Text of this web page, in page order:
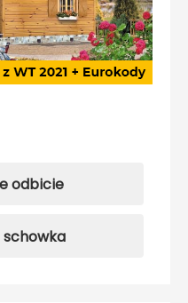
odbicie
schowka